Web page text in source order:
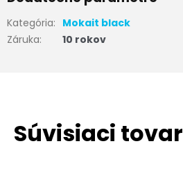
Kategória: Mokait black
Záruka: 10 rokov
Súvisiaci tovar